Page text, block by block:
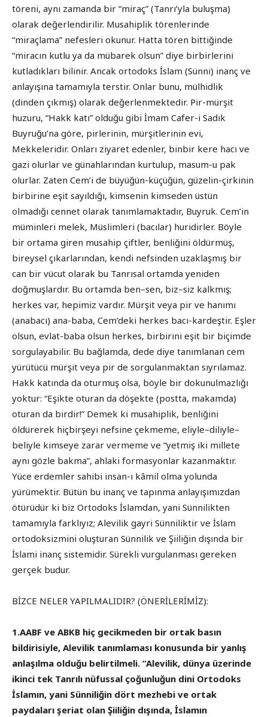
töreni, aynı zamanda bir “miraç” (Tanrı’yla buluşma)
olarak değerlendirilir. Musahiplik törenlerinde
“miraçlama” nefesleri okunur. Hatta tören bittiğinde
“miracın kutlu ya da mübarek olsun” diye birbirlerini
kutladıkları bilinir. Ancak ortodoks İslam (Sünni) inanç ve
anlayışına tamamıyla terstir. Onlar bunu, mülhidlik
(dinden çıkmış) olarak değerlenmektedir. Pir-mürşit
huzuru, “Hakk katı” olduğu gibi İmam Cafer-i Sadık
Buyruğu’na göre, pirlerinin, mürşitlerinin evi,
Mekkeleridir. Onları ziyaret edenler, binbir kere hacı ve
gazi olurlar ve günahlarından kurtulup, masum-u pak
olurlar. Zaten Cem’i de büyüğün-küçüğün, güzelin-çirkinin
birbirine eşit sayıldığı, kimsenin kimseden üstün
olmadığı cennet olarak tanımlamaktadır, Buyruk. Cem’in
müminleri melek, Müslimleri (bacılar) huridirler. Böyle
bir ortama giren musahip çiftler, benliğini öldürmüş,
bireysel çıkarlarından, kendi nefsinden uzaklaşmış bir
can bir vücut olarak bu Tanrısal ortamda yeniden
doğmuşlardır. Bu ortamda ben–sen, biz–siz kalkmış;
herkes var, hepimiz vardır. Mürşit veya pir ve hanımı
(anabacı) ana-baba, Cem’deki herkes bacı-kardeştir. Eşler
olsun, evlat-baba olsun herkes, birbirini eşit bir biçimde
sorgulayabilir. Bu bağlamda, dede diye tanımlanan cem
yürütücü mürşit veya pir de sorgulanmaktan sıyrılamaz.
Hakk katında da oturmuş olsa, böyle bir dokunulmazlığı
yoktur: “Eşikte oturan da döşekte (postta, makamda)
oturan da birdir!” Demek ki musahiplik, benliğini
öldürerek hiçbirşeyi nefsine çekmeme, eliyle–diliyle–
beliyle kimseye zarar vermeme ve “yetmiş iki millete
aynı gözle bakma”, ahlaki formasyonlar kazanmaktır.
Yüce erdemler sahibi insan-ı kâmil olma yolunda
yürümektir. Bütün bu inanç ve tapınma anlayışımızdan
ötürüdür ki biz Ortodoks İslamdan, yani Sünnilikten
tamamıyla farklıyız; Alevilik gayri Sünniliktir ve İslam
ortodoksizmini oluşturan Sünnilik ve Şiiliğin dışında bir
İslami inanç sistemidir. Sürekli vurgulanması gereken
gerçek budur.
BİZCE NELER YAPILMALIDIR? (ÖNERİLERİMİZ):
1.AABF ve ABKB hiç gecikmeden bir ortak basın
bildirisiyle, Alevilik tanımlaması konusunda bir yanlış
anlaşılma olduğu belirtilmeli. “Alevilik, dünya üzerinde
ikinci tek Tanrılı nüfussal çoğunluğun dini Ortodoks
İslamın, yani Sünniliğin dört mezhebi ve ortak
paydaları şeriat olan Şiiliğin dışında, İslamın